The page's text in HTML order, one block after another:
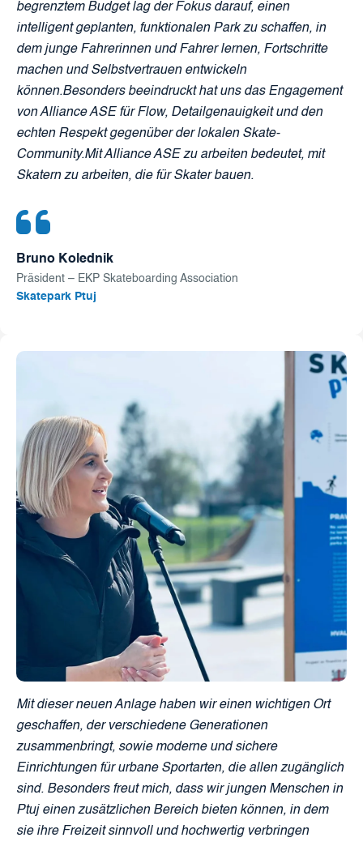
Bruno Kolednik
Präsident – EKP Skateboarding Association
Skatepark Ptuj
begrenztem Budget lag der Fokus darauf, einen
intelligent geplanten, funktionalen Park zu schaffen, in
dem junge Fahrerinnen und Fahrer lernen, Fortschritte
machen und Selbstvertrauen entwickeln
können.Besonders beeindruckt hat uns das Engagement
von Alliance ASE für Flow, Detailgenauigkeit und den
echten Respekt gegenüber der lokalen Skate-
Community.Mit Alliance ASE zu arbeiten bedeutet, mit
Skatern zu arbeiten, die für Skater bauen.
Mit dieser neuen Anlage haben wir einen wichtigen Ort
geschaffen, der verschiedene Generationen
zusammenbringt, sowie moderne und sichere
Einrichtungen für urbane Sportarten, die allen zugänglich
sind. Besonders freut mich, dass wir jungen Menschen in
Ptuj einen zusätzlichen Bereich bieten können, in dem
sie ihre Freizeit sinnvoll und hochwertig verbringen